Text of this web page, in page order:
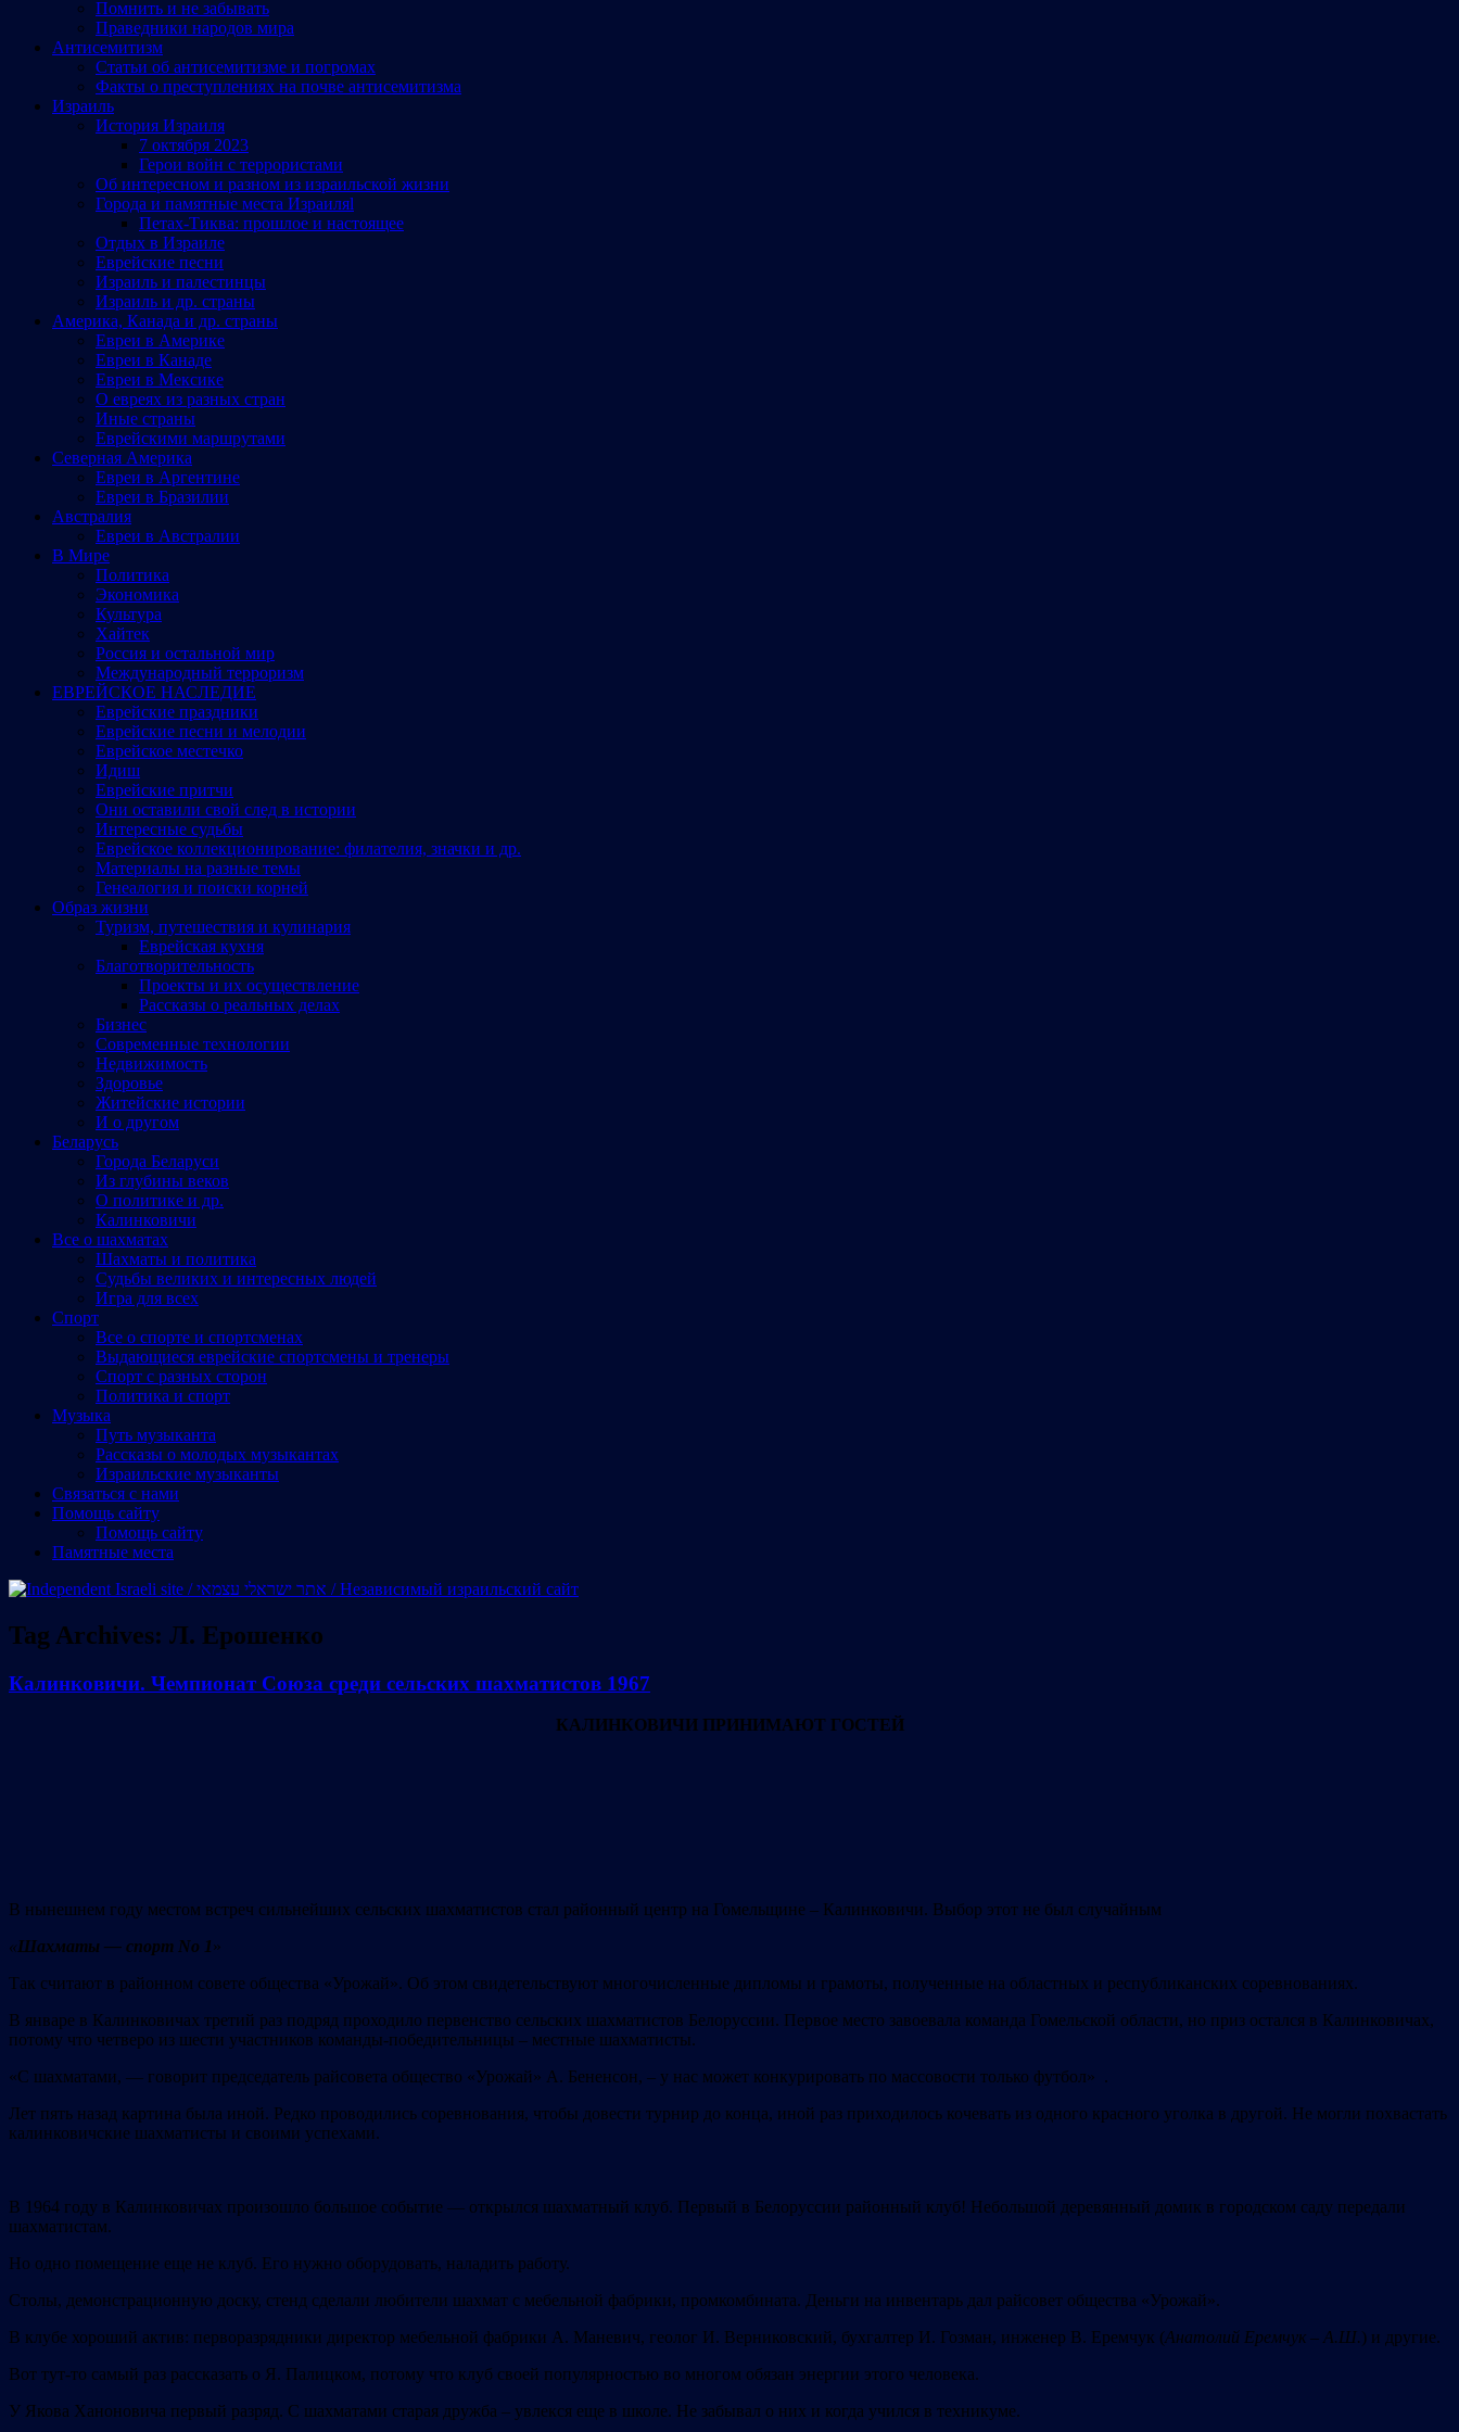
Помнить и не забывать
Праведники народов мира
Антисемитизм
Статьи об антисемитизме и погромах
Факты о преступлениях на почве антисемитизма
Израиль
История Израиля
7 октября 2023
Герои войн с террористами
Об интересном и разном из израильской жизни
Города и памятные места Израиляl
Петах-Тиква: прошлое и настоящее
Отдых в Израиле
Еврейские песни
Израиль и палестинцы
Израиль и др. страны
Америка, Канада и др. страны
Евреи в Америке
Евреи в Канаде
Евреи в Мексике
О евреях из разных стран
Иные страны
Еврейскими маршрутами
Северная Америка
Евреи в Аргентине
Евреи в Бразилии
Австралия
Евреи в Австралии
В Мире
Политика
Экономика
Культура
Хайтек
Россия и остальной мир
Международный терроризм
ЕВРЕЙСКОЕ НАСЛЕДИЕ
Еврейские праздники
Еврейские песни и мелодии
Еврейское местечко
Идиш
Еврейские притчи
Они оставили свой след в истории
Интересные судьбы
Еврейское коллекционирование: филателия, значки и др.
Материалы на разные темы
Генеалогия и поиски корней
Образ жизни
Туризм, путешествия и кулинария
Еврейская кухня
Благотворительность
Проекты и их осуществление
Рассказы о реальных делах
Бизнес
Современные технологии
Недвижимость
Здоровье
Житейские истории
И о другом
Беларусь
Города Беларуси
Из глубины веков
О политике и др.
Калинковичи
Все о шахматах
Шахматы и политика
Судьбы великих и интересных людей
Игра для всех
Спорт
Все о спорте и спортсменах
Выдающиеся еврейские спортсмены и тренеры
Спорт с разных сторон
Политика и спорт
Музыка
Путь музыканта
Рассказы о молодых музыкантах
Израильские музыканты
Cвязаться с нами
Помощь сайту
Помощь сайту
Памятные места
Tag Archives: Л. Ерошенко
Калинковичи. Чемпионат Союза среди сельских шахматистов 1967
КАЛИНКОВИЧИ ПРИНИМАЮТ ГОСТЕЙ
В нынешнем году местом встреч сильнейших сельских шахматистов стал районный центр на Гомельщине – Калинковичи. Выбор этот не был случайным
«Шахматы — спорт No 1»
Так считают в районном совете общества «Урожай». Об этом свидетельствуют многочисленные дипломы и грамоты, полученные на областных и республиканских соревнованиях.
В январе в Калинковичах третий раз подряд проходило первенство сельских шахматистов Белоруссии. Первое место завоевала команда Гомельской области, но приз остался в Калинковичах,
потому что четверо из шести участников команды-победительницы – местные шахматисты.
«С шахматами, — говорит председатель райсовета общество «Урожай» А. Бененсон, – у нас может конкурировать по массовости только футбол» .
Лет пять назад картина была иной. Редко проводились соревнования, чтобы довести турнир до конца, иной раз приходилось кочевать из одного красного уголка в другой. Не могли похвастать
калинковичские шахматисты и своими успехами.
В 1964 году в Калинковичах произошло большое событие — открылся шахматный клуб. Первый в Белоруссии районный клуб! Небольшой деревянный домик в городском саду передали
шахматистам.
Но одно помещение еще не клуб. Его нужно оборудовать, наладить работу.
Столы, демонстрационную доску, стенд сделали любители шахмат с мебельной фабрики, промкомбината. Деньги на инвентарь дал райсовет общества «Урожай».
В клубе хороший актив: перворазрядники директор мебельной фабрики А. Маневич, геолог И. Верниковский, бухгалтер И. Гозман, инженер В. Еремчук (Анатолий Еремчук – А.Ш. ) и другие.
Вот тут-то самый раз рассказать о Я. Палицком, потому что клуб своей популярностью во многом обязан энергии этого человека.
У Якова Ханоновича первый разряд. С шахматами старая дружба – увлекся еще в школе. Не забывал о них и когда учился в техникуме.